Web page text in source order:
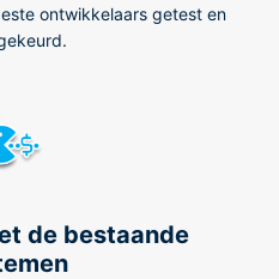
ontwikkelaars getest en
de bestaande